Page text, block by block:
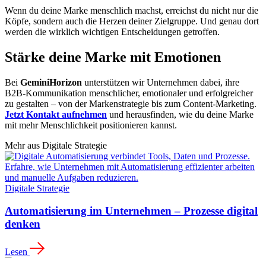
Wenn du deine Marke menschlich machst, erreichst du nicht nur die
Köpfe, sondern auch die Herzen deiner Zielgruppe. Und genau dort
werden die wirklich wichtigen Entscheidungen getroffen.
Stärke deine Marke mit Emotionen
Bei GeminiHorizon unterstützen wir Unternehmen dabei, ihre
B2B-Kommunikation menschlicher, emotionaler und erfolgreicher
zu gestalten – von der Markenstrategie bis zum Content-Marketing.
Jetzt Kontakt aufnehmen und herausfinden, wie du deine Marke
mit mehr Menschlichkeit positionieren kannst.
Mehr aus Digitale Strategie
Digitale Strategie
Automatisierung im Unternehmen – Prozesse digital
denken
Lesen